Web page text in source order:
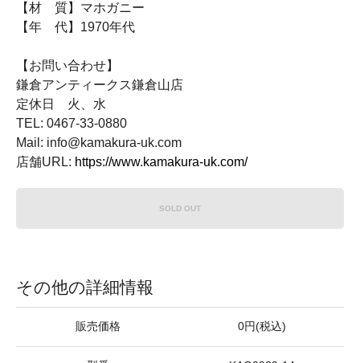
【材 質】マホガニー
【年 代】1970年代
【お問い合わせ】
鎌倉アンティークス鎌倉山店
定休日 火、水
TEL: 0467-33-0880
Mail: info@kamakura-uk.com
店舗URL: https://www.kamakura-uk.com/
SOLD OUT
その他の詳細情報
販売価格 0円(税込)